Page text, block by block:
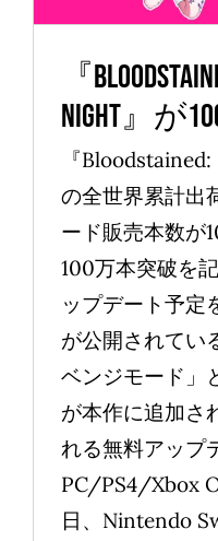
『
Night』が
『
の全世界累計出
ード販売本数が
100万本突破を
ップデート予定
が公開されてい
ベンジモード」
が本作に追加さ
れる無料アップ
PC/PS4/Xbox
日、Nintendo